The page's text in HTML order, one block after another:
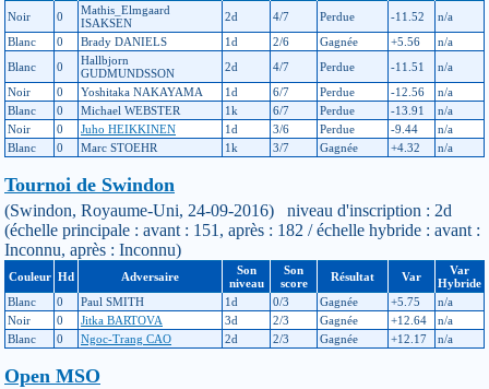
Noir
0
Mathis_Elmgaard
ISAKSEN
2d 4/7 Perdue -11.52
n/a
Blanc
0 Brady DANIELS 1d 2/6 Gagnée +5.56
n/a
Blanc
0
Hallbjorn
GUDMUNDSSON
2d 4/7 Perdue -11.51
n/a
Noir
0 Yoshitaka NAKAYAMA 1d 6/7 Perdue -12.56
n/a
Blanc
0 Michael WEBSTER 1k 6/7 Perdue -13.91
n/a
Noir
0 Juho HEIKKINEN 1d 3/6 Perdue -9.44
n/a
Blanc
0 Marc STOEHR 1k 3/7 Gagnée +4.32 n/a
Tournoi de Swindon
(Swindon, Royaume-Uni, 24-09-2016) niveau d'inscription : 2d
(échelle principale : avant : 151, après : 182 / échelle hybride : avant :
Inconnu, après : Inconnu)
Couleur Hd Adversaire
Son
niveau
Son
score
Résultat Var
Var
Hybride
Blanc
0 Paul SMITH 1d 0/3 Gagnée +5.75
n/a
Noir
0 Jitka BARTOVA 3d 2/3 Gagnée +12.64
n/a
Blanc
0 Ngoc-Trang CAO 2d 2/3 Gagnée +12.17 n/a
Open MSO